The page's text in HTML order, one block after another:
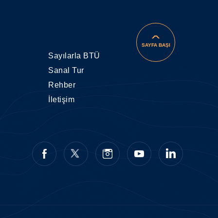
Biyokimya, Fizik, Biyoteknoloji, Gıda
İmalat Müh. bölümlerinin birinden
Biyokimya, Fizik, Biyoteknoloji, Gıda
İmalat Müh. bölümlerinin birinden
Sayılarla BTÜ
Sanal Tur
Rehber
İletişim
SAYFA BAŞI